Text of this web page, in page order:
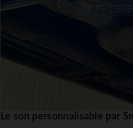
Le son personnalisable par